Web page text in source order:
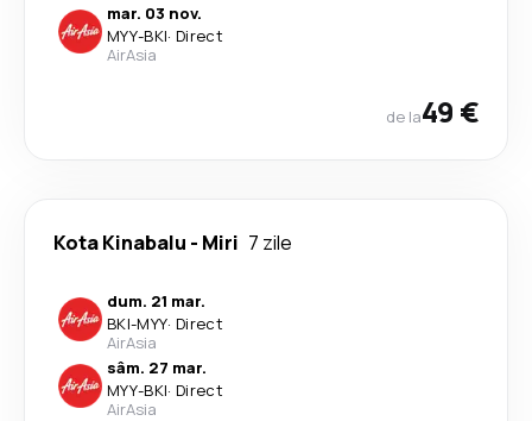
mar. 03 nov.
MYY-BKI· Direct
AirAsia
de la49 €
Kota Kinabalu - Miri 7 zile
dum. 21 mar.
BKI-MYY· Direct
AirAsia
sâm. 27 mar.
MYY-BKI· Direct
AirAsia